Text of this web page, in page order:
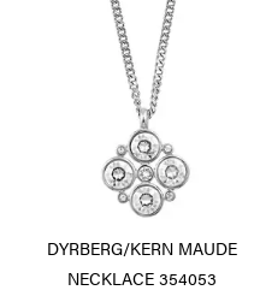
DYRBERG/KERN MAUDE
NECKLACE 354053